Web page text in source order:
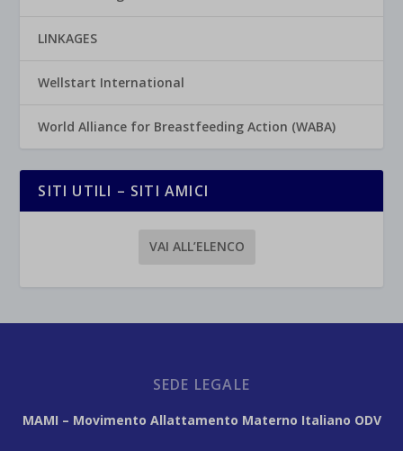
LINKAGES
Wellstart International
World Alliance for Breastfeeding Action (WABA)
SITI UTILI – SITI AMICI
VAI ALL’ELENCO
SEDE LEGALE
MAMI – Movimento Allattamento Materno Italiano ODV